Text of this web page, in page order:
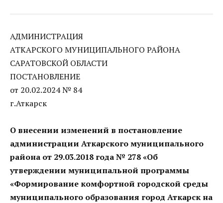
АДМИНИСТРАЦИЯ
АТКАРСКОГО МУНИЦИПАЛЬНОГО РАЙОНА
САРАТОВСКОЙ ОБЛАСТИ
ПОСТАНОВЛЕНИЕ
от 20.02.2024 № 84
г.Аткарск
О внесении изменений в постановление
администрации Аткарского муниципального
района от 29.03.2018 года № 278 «Об
утверждении муниципальной программы
«Формирование комфортной городской среды
муниципального образования город Аткарск на